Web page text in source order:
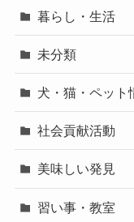
暮らし・生活
未分類
犬・猫・ペット
社会貢献活動
美味しい発見
習い事・教室